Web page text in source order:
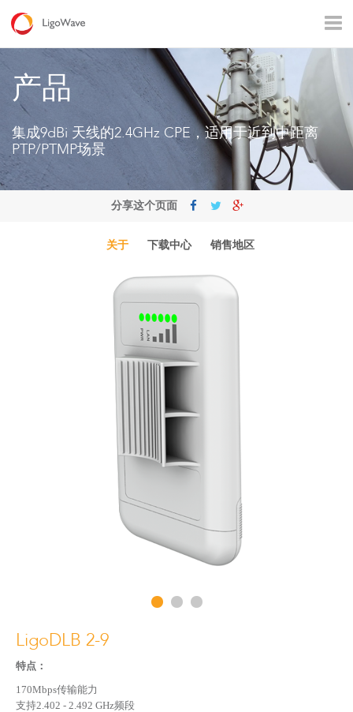
接入 回传 监控 工业应用 运营商
企业Wi – Fi 热点覆盖
LigoDLB 系列
LigoPTP系列
产品
集成9dBi 天线的2.4GHz CPE，适用于近到中距离
PTP/PTMP场景
分享这个页面
关于 下载中心 销售地区
LigoDLB 2-9
特点：
170Mbps传输能力
支持2.402 - 2.492 GHz频段